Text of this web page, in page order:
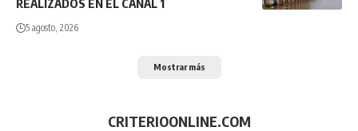
REALIZADOS EN EL CANAL 1
5 agosto, 2026
Mostrar más
CRITERIOONLINE.COM